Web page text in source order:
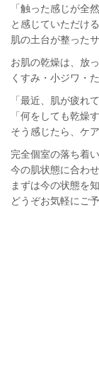
「触った感じが全
と感じていただける
肌の土台が整った
お肌の乾燥は、放
くすみ・小ジワ・
「最近、肌が疲れ
「何をしても乾燥す
そう感じたら、ケ
完全個室の落ち着
今の肌状態に合わ
まずは今の状態を
どうぞお気軽にご